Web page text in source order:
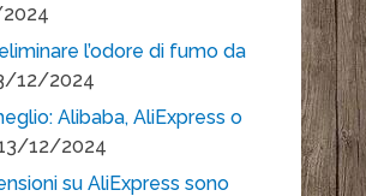
l’odore di fumo da
12/2024
Alibaba, AliExpress o
12/2024
su AliExpress sono